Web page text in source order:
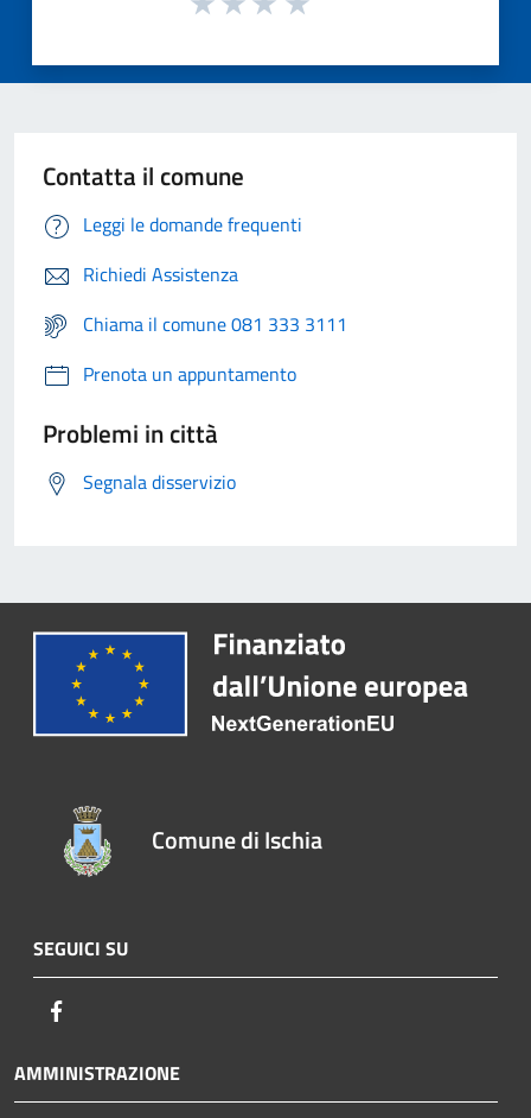
Contatta il comune
Leggi le domande frequenti
Richiedi Assistenza
Chiama il comune 081 333 3111
Prenota un appuntamento
Problemi in città
Segnala disservizio
Comune di Ischia
SEGUICI SU
AMMINISTRAZIONE